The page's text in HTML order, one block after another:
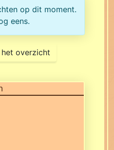
op dit moment.
eens.
het overzicht